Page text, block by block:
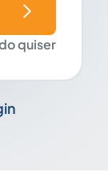
quiser